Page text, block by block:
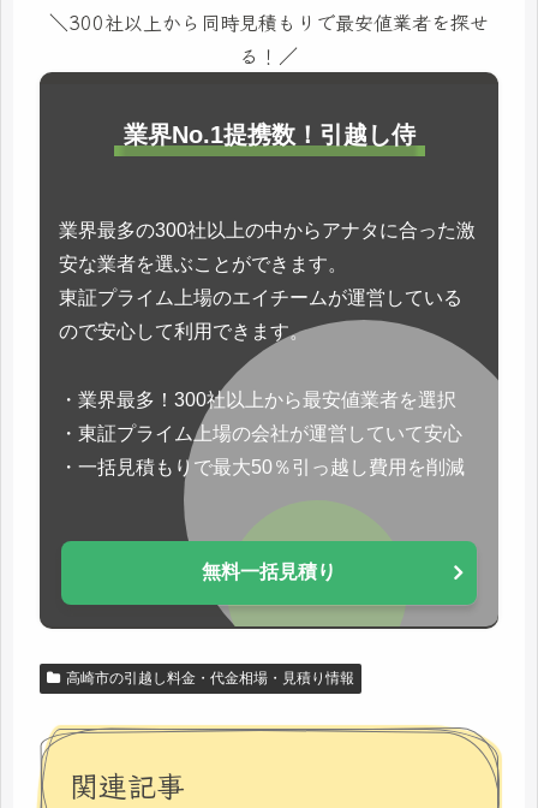
＼300社以上から同時見積もりで最安値業者を探せ
る！／
業界No.1提携数！引越し侍
業界最多の300社以上の中からアナタに合った激
安な業者を選ぶことができます。
東証プライム上場のエイチームが運営している
ので安心して利用できます。
・業界最多！300社以上から最安値業者を選択
・東証プライム上場の会社が運営していて安心
・一括見積もりで最大50％引っ越し費用を削減
無料一括見積り
高崎市の引越し料金・代金相場・見積り情報
関連記事